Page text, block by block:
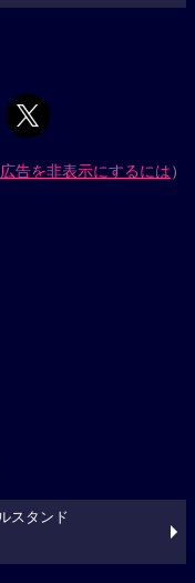
広告を非表示にするには）
スタンド